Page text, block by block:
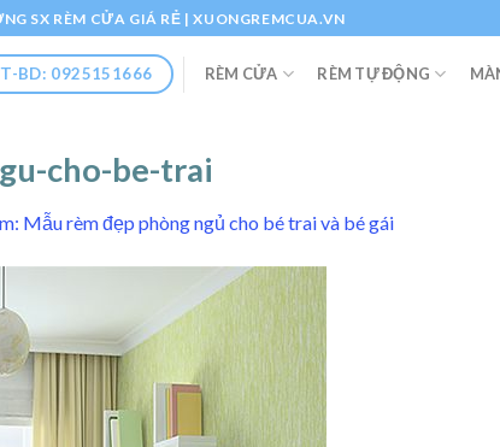
SX RÈM CỬA GIÁ RẺ | XUONGREMCUA.VN
BD: 0925151666 RÈM CỬA RÈM TỰ ĐỘNG
cho-be-trai
Mẫu rèm đẹp phòng ngủ cho bé trai và bé gái